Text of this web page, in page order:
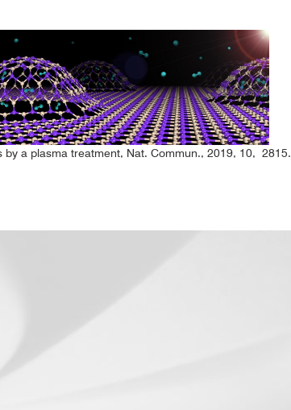
a plasma treatment, Nat. Commun., 2019, 10, 2815.